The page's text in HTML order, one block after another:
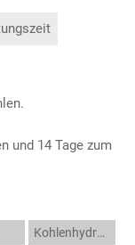
und 14 Tage zum
Kohlenhydrate